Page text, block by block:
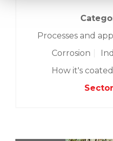
Processes and
Corrosion
How it's coated